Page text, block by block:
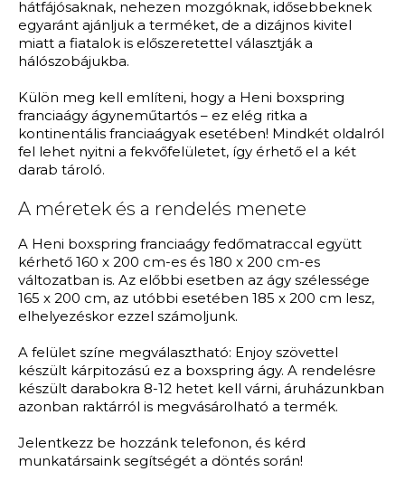
hátfájósaknak, nehezen mozgóknak, idősebbeknek
egyaránt ajánljuk a terméket, de a dizájnos kivitel
miatt a fiatalok is előszeretettel választják a
hálószobájukba.
Külön meg kell említeni, hogy a Heni boxspring
franciaágy ágyneműtartós – ez elég ritka a
kontinentális franciaágyak esetében! Mindkét oldalról
fel lehet nyitni a fekvőfelületet, így érhető el a két
darab tároló.
A méretek és a rendelés menete
A Heni boxspring franciaágy fedőmatraccal együtt
kérhető 160 x 200 cm-es és 180 x 200 cm-es
változatban is. Az előbbi esetben az ágy szélessége
165 x 200 cm, az utóbbi esetében 185 x 200 cm lesz,
elhelyezéskor ezzel számoljunk.
A felület színe megválasztható: Enjoy szövettel
készült kárpitozású ez a boxspring ágy. A rendelésre
készült darabokra 8-12 hetet kell várni, áruházunkban
azonban raktárról is megvásárolható a termék.
Jelentkezz be hozzánk telefonon, és kérd
munkatársaink segítségét a döntés során!